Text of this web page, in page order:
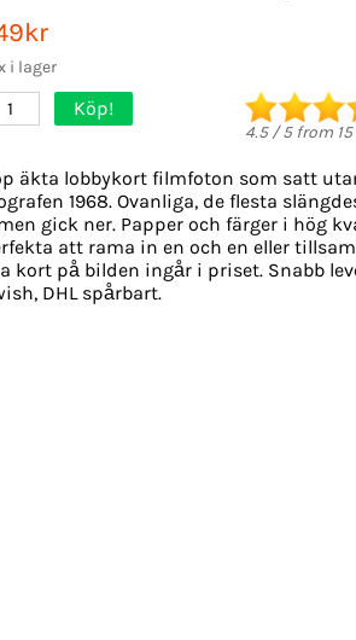
i lager
1 Köp!
4.5/5from 15
äkta lobbykort filmfoton som satt
1968. Ovanliga, de flesta
gick ner. Papper och färger i hög
att rama in en och en eller
kort på bilden ingår i priset. Snabb
DHL spårbart.